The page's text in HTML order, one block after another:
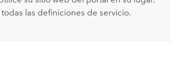
las definiciones de servicio.